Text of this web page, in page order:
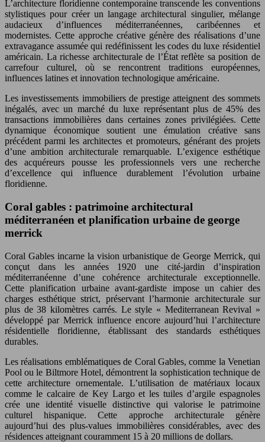
L’architecture floridienne contemporaine transcende les conventions
stylistiques pour créer un langage architectural singulier, mélange
audacieux d’influences méditerranéennes, caribéennes et
modernistes. Cette approche créative génère des réalisations d’une
extravagance assumée qui redéfinissent les codes du luxe résidentiel
américain. La richesse architecturale de l’État reflète sa position de
carrefour culturel, où se rencontrent traditions européennes,
influences latines et innovation technologique américaine.
Les investissements immobiliers de prestige atteignent des sommets
inégalés, avec un marché du luxe représentant plus de 45% des
transactions immobilières dans certaines zones privilégiées. Cette
dynamique économique soutient une émulation créative sans
précédent parmi les architectes et promoteurs, générant des projets
d’une ambition architecturale remarquable. L’exigence esthétique
des acquéreurs pousse les professionnels vers une recherche
d’excellence qui influence durablement l’évolution urbaine
floridienne.
Coral gables : patrimoine architectural
méditerranéen et planification urbaine de george
merrick
Coral Gables incarne la vision urbanistique de George Merrick, qui
conçut dans les années 1920 une cité-jardin d’inspiration
méditerranéenne d’une cohérence architecturale exceptionnelle.
Cette planification urbaine avant-gardiste impose un cahier des
charges esthétique strict, préservant l’harmonie architecturale sur
plus de 38 kilomètres carrés. Le style « Mediterranean Revival »
développé par Merrick influence encore aujourd’hui l’architecture
résidentielle floridienne, établissant des standards esthétiques
durables.
Les réalisations emblématiques de Coral Gables, comme la Venetian
Pool ou le Biltmore Hotel, démontrent la sophistication technique de
cette architecture ornementale. L’utilisation de matériaux locaux
comme le calcaire de Key Largo et les tuiles d’argile espagnoles
crée une identité visuelle distinctive qui valorise le patrimoine
culturel hispanique. Cette approche architecturale génère
aujourd’hui des plus-values immobilières considérables, avec des
résidences atteignant couramment 15 à 20 millions de dollars.